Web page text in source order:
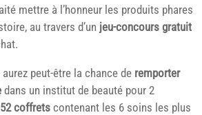
mettre à l’honneur les produits phares
au travers d’un jeu-concours gratuit
peut-être la chance de remporter
dans un institut de beauté pour 2
52 coffrets contenant les 6 soins les plus